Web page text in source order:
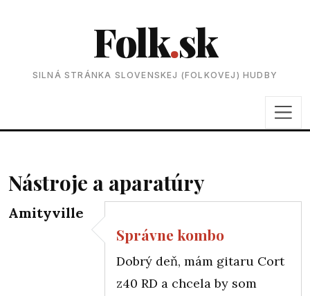
Folk.sk
SILNÁ STRÁNKA SLOVENSKEJ (FOLKOVEJ) HUDBY
Nástroje a aparatúry
Amityville
Správne kombo
Dobrý deň, mám gitaru Cort
z40 RD a chcela by som